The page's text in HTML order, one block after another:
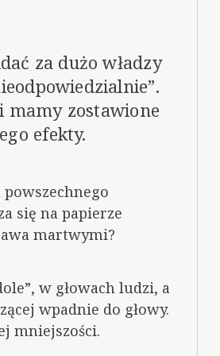
za dużo władzy
mamy zostawione
efekty.
się na papierze
martwymi?
w głowach ludzi, a
wpadnie do głowy.
mniejszości.